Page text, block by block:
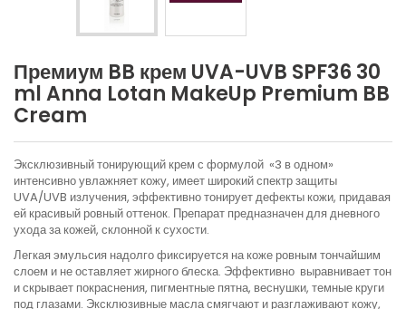
Премиум BB крем UVA-UVB SPF36 30
ml Anna Lotan MakeUp Premium BB
Cream
Эксклюзивный тонирующий крем с формулой «3 в одном»
интенсивно увлажняет кожу, имеет широкий спектр защиты
UVA/UVB излучения, эффективно тонирует дефекты кожи, придавая
ей красивый ровный оттенок. Препарат предназначен для дневного
ухода за кожей, склонной к сухости.
Легкая эмульсия надолго фиксируется на коже ровным тончайшим
слоем и не оставляет жирного блеска. Эффективно выравнивает тон
и скрывает покраснения, пигментные пятна, веснушки, темные круги
под глазами. Эксклюзивные масла смягчают и разглаживают кожу,